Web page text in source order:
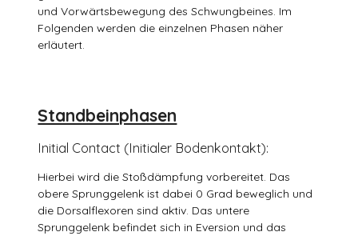
und Vorwärtsbewegung des Schwungbeines. Im
Folgenden werden die einzelnen Phasen näher
erläutert.
Standbeinphasen
Initial Contact (Initialer Bodenkontakt):
Hierbei wird die Stoßdämpfung vorbereitet. Das
obere Sprunggelenk ist dabei 0 Grad beweglich und
die Dorsalflexoren sind aktiv. Das untere
Sprunggelenk befindet sich in Eversion und das